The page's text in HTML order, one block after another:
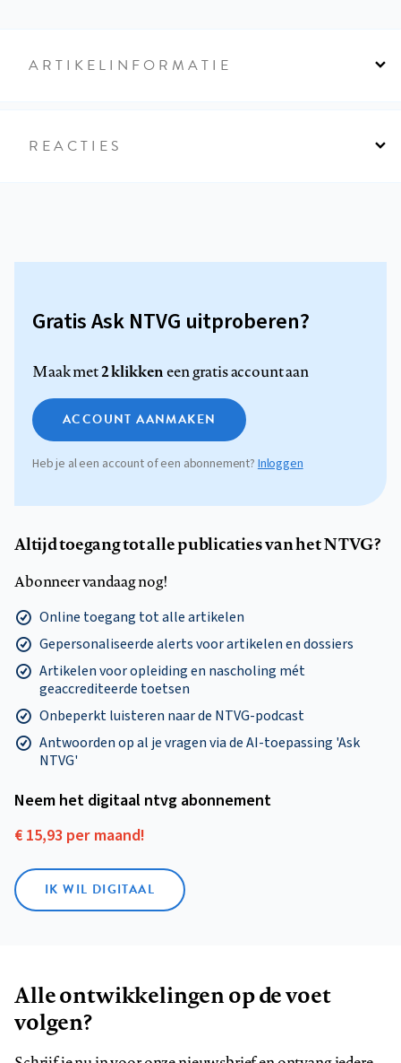
ARTIKELINFORMATIE
REACTIES
Gratis Ask NTVG uitproberen?
Maak met2 klikkeneen gratis account aan
ACCOUNT AANMAKEN
Heb je al een account of een abonnement?Inloggen
Altijd toegang tot alle publicaties van het NTVG?
Abonneer vandaag nog!
Online toegang tot alle artikelen
Gepersonaliseerde alerts voor artikelen en dossiers
Artikelen voor opleiding en nascholing mét
geaccrediteerde toetsen
Onbeperkt luisteren naar de NTVG-podcast
Antwoorden op al je vragen via de AI-toepassing 'Ask
NTVG'
Neem het digitaal ntvg abonnement
€ 15,93 per maand!
IK WIL DIGITAAL
Alle ontwikkelingen op de voet
volgen?